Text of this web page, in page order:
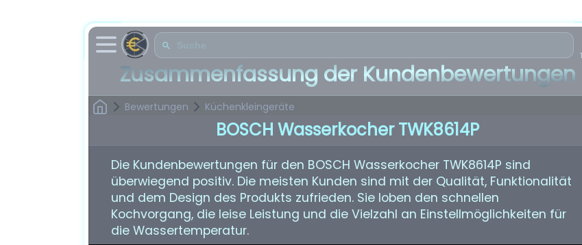
Zusammenfassung der Kundenbewertungen
Bewertungen Küchenkleingeräte
BOSCH Wasserkocher TWK8614P
Die Kundenbewertungen für den BOSCH Wasserkocher TWK8614P sind
überwiegend positiv. Die meisten Kunden sind mit der Qualität, Funktionalität
und dem Design des Produkts zufrieden. Sie loben den schnellen
Kochvorgang, die leise Leistung und die Vielzahl an Einstellmöglichkeiten für
die Wassertemperatur.